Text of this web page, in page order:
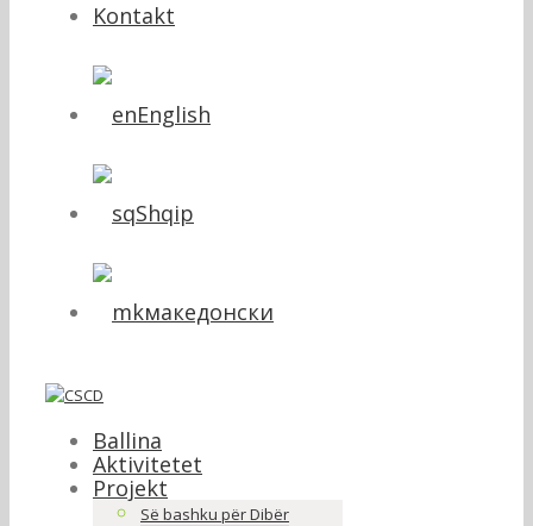
Kontakt
English
Shqip
македонски
Ballina
Aktivitetet
Projekt
Së bashku për Dibër